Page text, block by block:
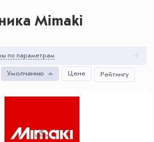
Mimaki
по параметрам
Умолчанию Цене Рейтингу